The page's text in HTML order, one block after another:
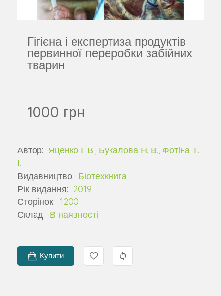
Гігієна і експертиза продуктів
первинної переробки забійних
тварин
1000 грн
Автор: Яценко І. В., Букалова Н. В., Фотіна Т.
І.
Видавництво: Біотехкнига
Рік видання: 2019
Сторінок: 1200
Склад: В наявності
Купити